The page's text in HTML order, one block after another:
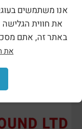
את חווית
באתר זה, אתם
את